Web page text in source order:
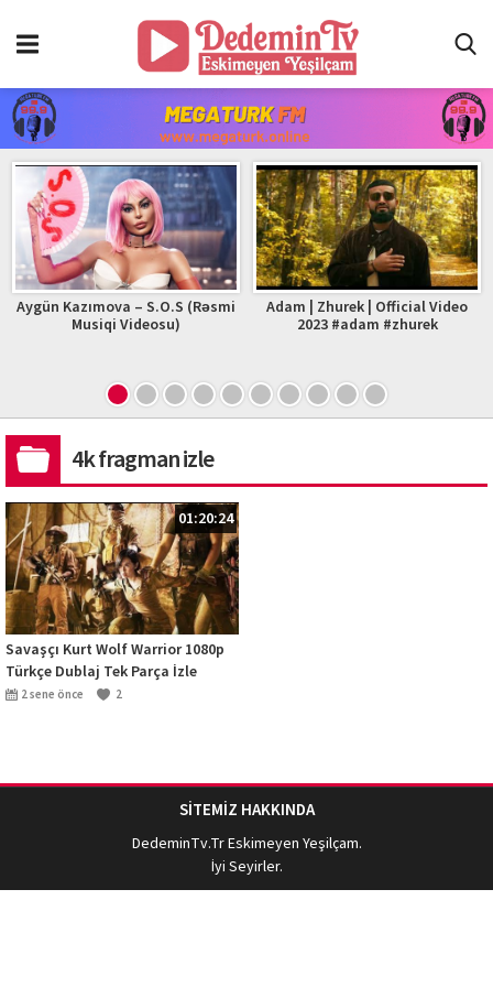
Aygün Kazımova – S.O.S (Rəsmi
Musiqi Videosu)
Adam | Zhurek | Official Video
2023 #adam #zhurek
4k fragman izle
01:20:24
Savaşçı Kurt Wolf Warrior 1080p
Türkçe Dublaj Tek Parça İzle
2 sene önce 2
SİTEMİZ HAKKINDA
DedeminTv.TrEskimeyen Yeşilçam.
İyi Seyirler.